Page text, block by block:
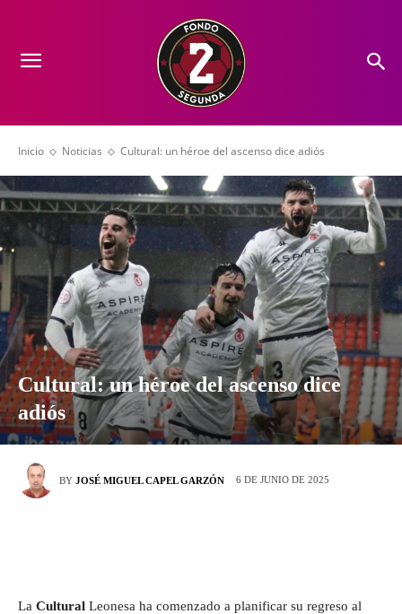
Inicio Noticias Cultural: un héroe del ascenso dice adiós
Cultural: un héroe del ascenso dice
adiós
BY JOSÉ MIGUEL CAPEL GARZÓN 6 DE JUNIO DE 2025
La Cultural Leonesa ha comenzado a planificar su regreso al